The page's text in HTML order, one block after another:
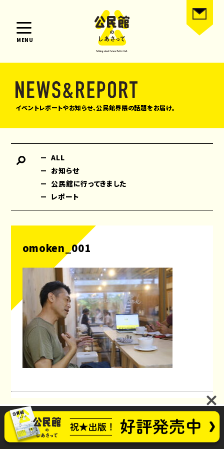
MENU
イベントレポートやお知らせ、公民館界隈の話題をお届け。
ALL
お知らせ
公民館に行ってきました
レポート
omoken_001
公民館のしあさってプロジェクト お問い合わせ
future_kominkan